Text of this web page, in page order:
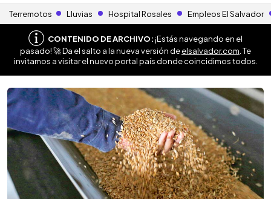
Terremotos Lluvias Hospital Rosales Empleos El Salvador
CONTENIDO DE ARCHIVO:¡Estás navegando en el
pasado! 🚀 Da el salto a la nueva versión deelsalvador.com . Te
invitamos a visitar el nuevo portal país donde coincidimos todos.